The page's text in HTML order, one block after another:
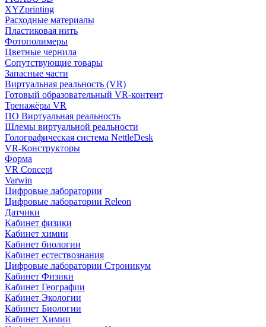
XYZprinting
Расходные материалы
Пластиковая нить
Фотополимеры
Цветные чернила
Сопутствующие товары
Запасные части
Виртуальная реальность (VR)
Готовый образовательный VR-контент
Тренажёры VR
ПО Виртуальная реальность
Шлемы виртуальной реальности
Голографическая система NettleDesk
VR-Конструкторы
Форма
VR Concept
Varwin
Цифровые лаборатории
Цифровые лаборатории Releon
Датчики
Кабинет физики
Кабинет химии
Кабинет биологии
Кабинет естествознания
Цифровые лаборатории Строникум
Кабинет Физики
Кабинет Географии
Кабинет Экологии
Кабинет Биологии
Кабинет Химии